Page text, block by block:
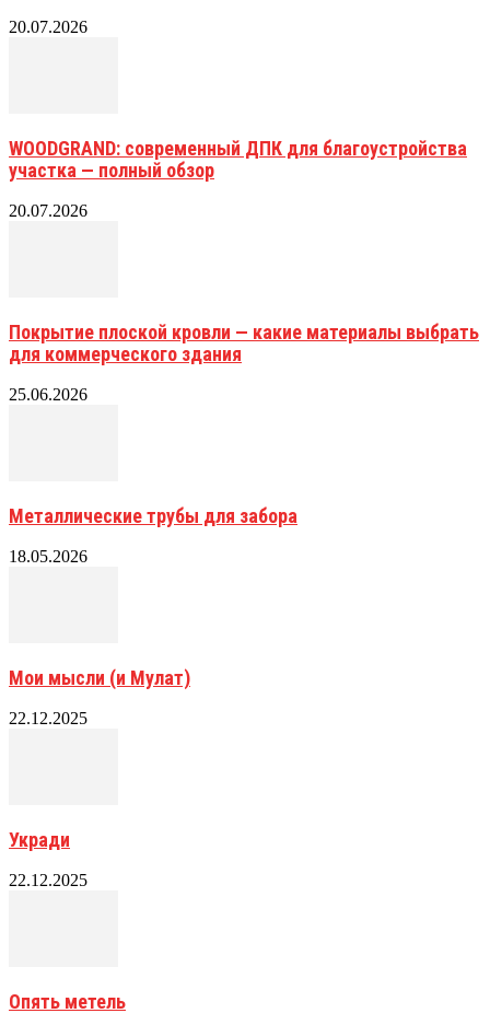
20.07.2026
WOODGRAND: современный ДПК для благоустройства
участка — полный обзор
20.07.2026
Покрытие плоской кровли — какие материалы выбрать
для коммерческого здания
25.06.2026
Металлические трубы для забора
18.05.2026
Мои мысли (и Мулат)
22.12.2025
Укради
22.12.2025
Опять метель